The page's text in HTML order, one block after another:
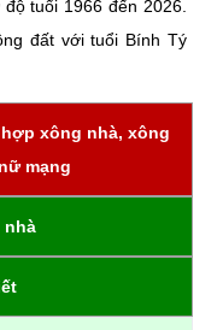
tuổi 1966 đến 2026.
đất với tuổi Bính Tý
hợp xông nhà, xông
mạng
nhà